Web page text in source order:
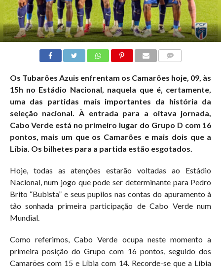
Os Tubarões Azuis enfrentam os Camarões hoje, 09, às
15h no Estádio Nacional, naquela que é, certamente,
uma das partidas mais importantes da história da
seleção nacional. À entrada para a oitava jornada,
Cabo Verde está no primeiro lugar do Grupo D com 16
pontos, mais um que os Camarões e mais dois que a
Líbia. Os bilhetes para a partida estão esgotados.
Hoje, todas as atenções estarão voltadas ao Estádio
Nacional, num jogo que pode ser determinante para Pedro
Brito “Bubista” e seus pupilos nas contas do apuramento à
tão sonhada primeira participação de Cabo Verde num
Mundial.
Como referimos, Cabo Verde ocupa neste momento a
primeira posição do Grupo com 16 pontos, seguido dos
Camarões com 15 e Líbia com 14. Recorde-se que a Líbia